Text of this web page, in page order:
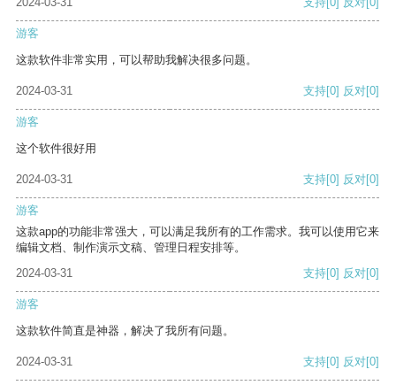
游客
这款软件非常实用，可以帮助我解决很多问题。
2024-03-31 支持[0] 反对[0]
游客
这个软件很好用
2024-03-31 支持[0] 反对[0]
游客
这款app的功能非常强大，可以满足我所有的工作需求。我可以使用它来
编辑文档、制作演示文稿、管理日程安排等。
2024-03-31
支持[0] 反对[0]
游客
这款软件简直是神器，解决了我所有问题。
2024-03-31 支持[0] 反对[0]